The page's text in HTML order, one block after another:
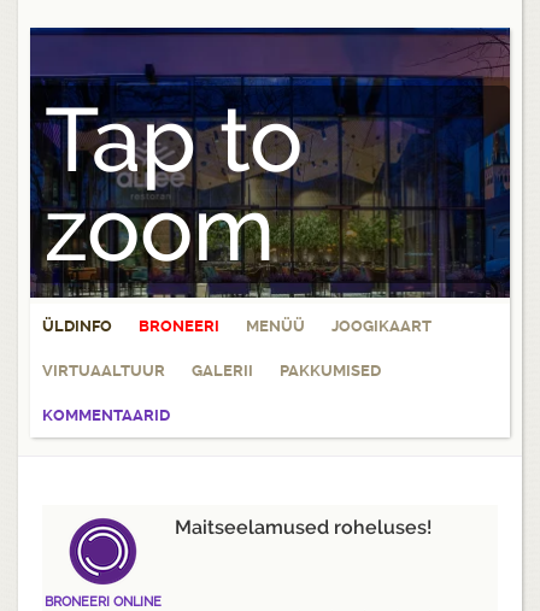
Tap to
zoom
ÜLDINFO BRONEERI MENÜÜ JOOGIKAART
VIRTUAALTUUR GALERII PAKKUMISED
KOMMENTAARID
BRONEERI ONLINE
Maitseelamused roheluses!